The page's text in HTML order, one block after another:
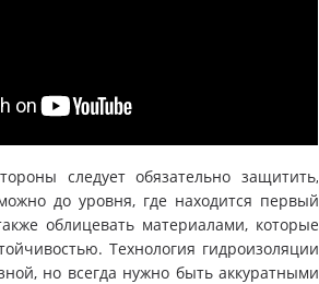
следует обязательно защитить,
до уровня, где находится первый
облицевать материалами, которые
Технология гидроизоляции
но всегда нужно быть аккуратными